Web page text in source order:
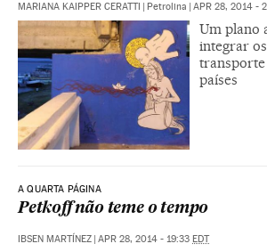
MARIANA KAIPPER CERATTI Petrolina APR 28, 2014 -
Um plano
integrar
países
A QUARTA PÁGINA
Petkoff não teme o tempo
IBSEN MARTÍNEZ APR 28, 2014 - 19:33 EDT